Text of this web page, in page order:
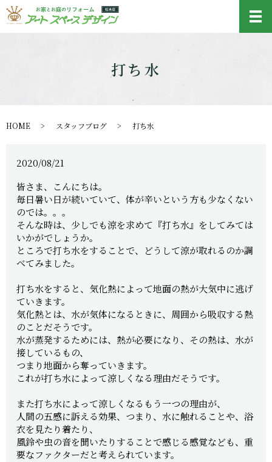
打ち水
HOME スタッフブログ 打ち水
2020/08/21
皆さま、こんにちは。
毎日暑い日が続いていて、体が辛いという方も少なくない
のでは。。。
そんな時は、少しでも涼を求めて『打ち水』をしてみては
いかがでしょうか。
ところで打ち水をすることで、どうして涼が取れるのか調
べてみました。
打ち水をすると、気化熱によって地面の熱が大気中に逃げ
ていきます。
気化熱とは、水が気体になるときに、周囲から吸収する熱
のことだそうです。
水が蒸発するためには、熱が必要になり、その熱は、水が
接しているもの、
つまり地面から奪っていきます。
これが打ち水によって涼しくなる理由だそうです。
また打ち水によって涼しくなるもう一つの理由が、
人間の五感に訴える効果、つまり、水に触れることや、浴
衣を見たり着たり、
風鈴や虫の音を聞いたりすることで感じる感覚なども、重
要なファクターだと考えられています。